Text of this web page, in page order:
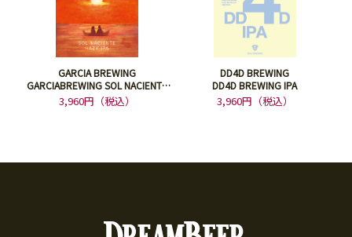
GARCIA BREWING
GARCIABREWING SOL NACIENTE
HAZY IPA DDH
3,960円（税込）
DD4D BREWING
DD4D BREWING IPA
3,960円（税込）